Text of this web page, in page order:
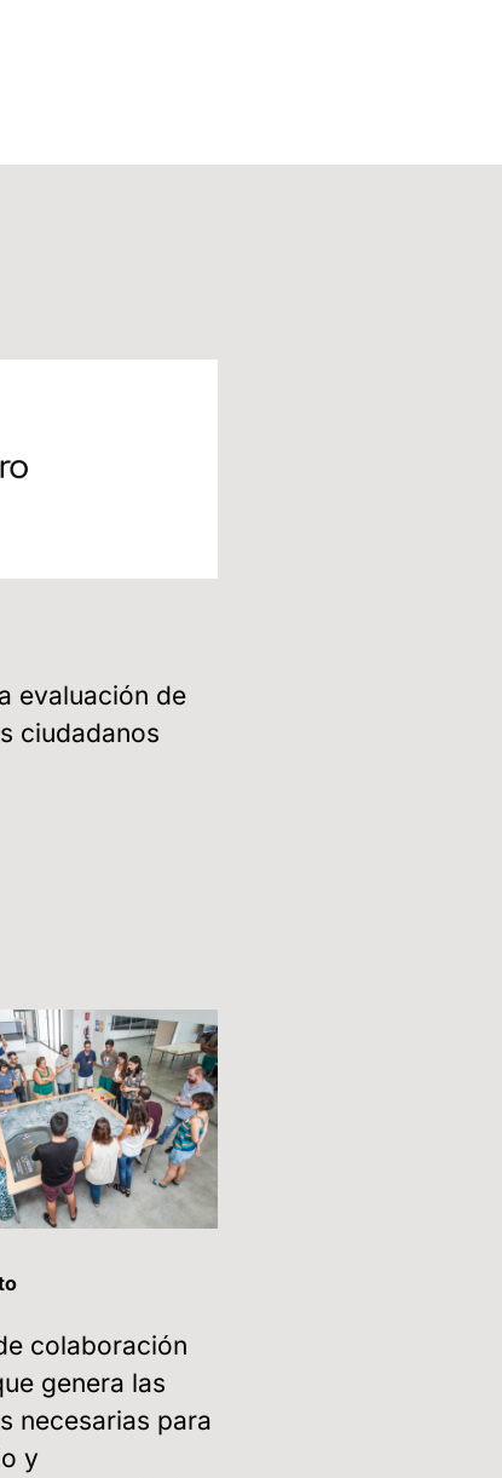
evaluación de
ciudadanos
colaboración
genera las
necesarias para
y